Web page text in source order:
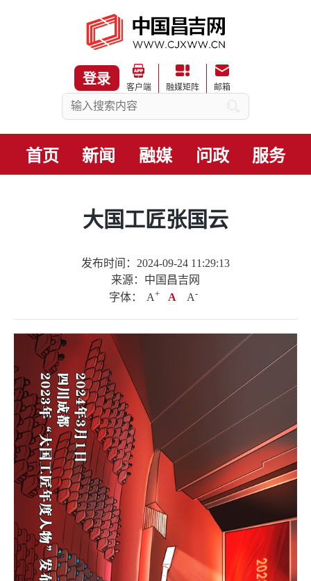
登录
客户端 融媒矩阵 邮箱
首页 新闻 融媒 问政 服务
大国工匠张国云
发布时间：2024-09-24 11:29:13
来源：中国昌吉网
字体：
A+ A A-